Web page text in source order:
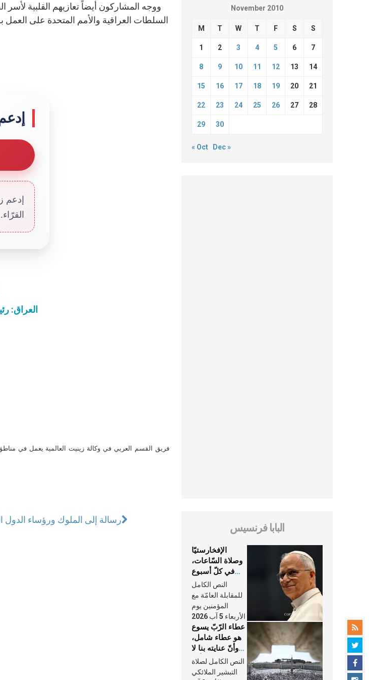
ووجه المشاركون أيضاً تعازيهم القلبية
السلطات العراقية والأمم المتحدة على العمل
إدعم
العراق:
فريق القسم العربي في وكالة زينيت العالمية يعمل في
رسالة إلى الملوك ورؤساء الدول
November 2010
M T W T F S S
1 2 3 4 5 6 7
8 9 10 11 12 13 14
15 16 17 18 19 20 21
22 23 24 25 26 27 28
29 30
« Oct Dec »
البابا فرنسيس
الإفخارستيّا
وصلاة السّاعات،
في كلّ أسبوع
وكلّ يوم، هما
النَّفَس في حياة
الكنيسة
النص الكامل
للمقابلة العامّة مع
المؤمنين يوم
الأربعاء 5 آب 2026
عطاء الرّبّ يسوع
هو عطاء شامل،
وأنّ عنايته بنا لا
تغيب عنّا أبدًا
النص الكامل لصلاة
التبشير الملائكي